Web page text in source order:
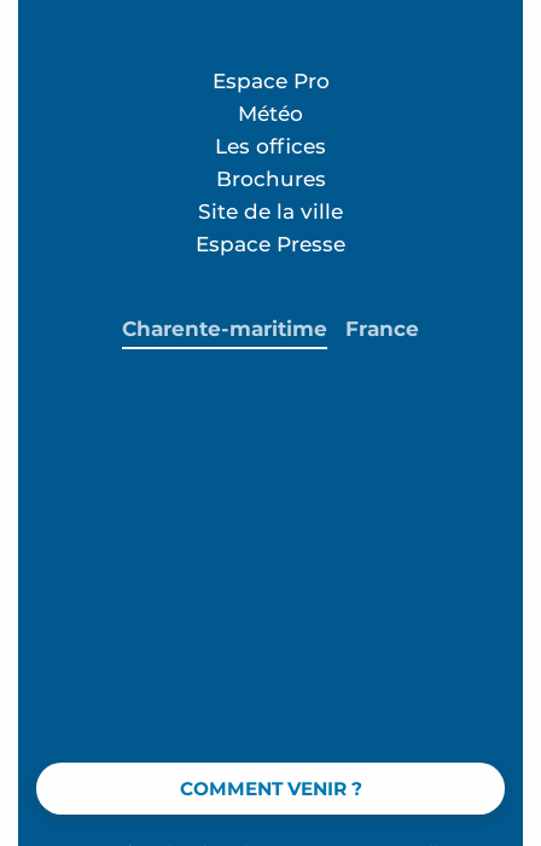
Espace Pro
Météo
Les offices
Brochures
Site de la ville
Espace Presse
COMMENT VENIR ?
Charente-maritime France